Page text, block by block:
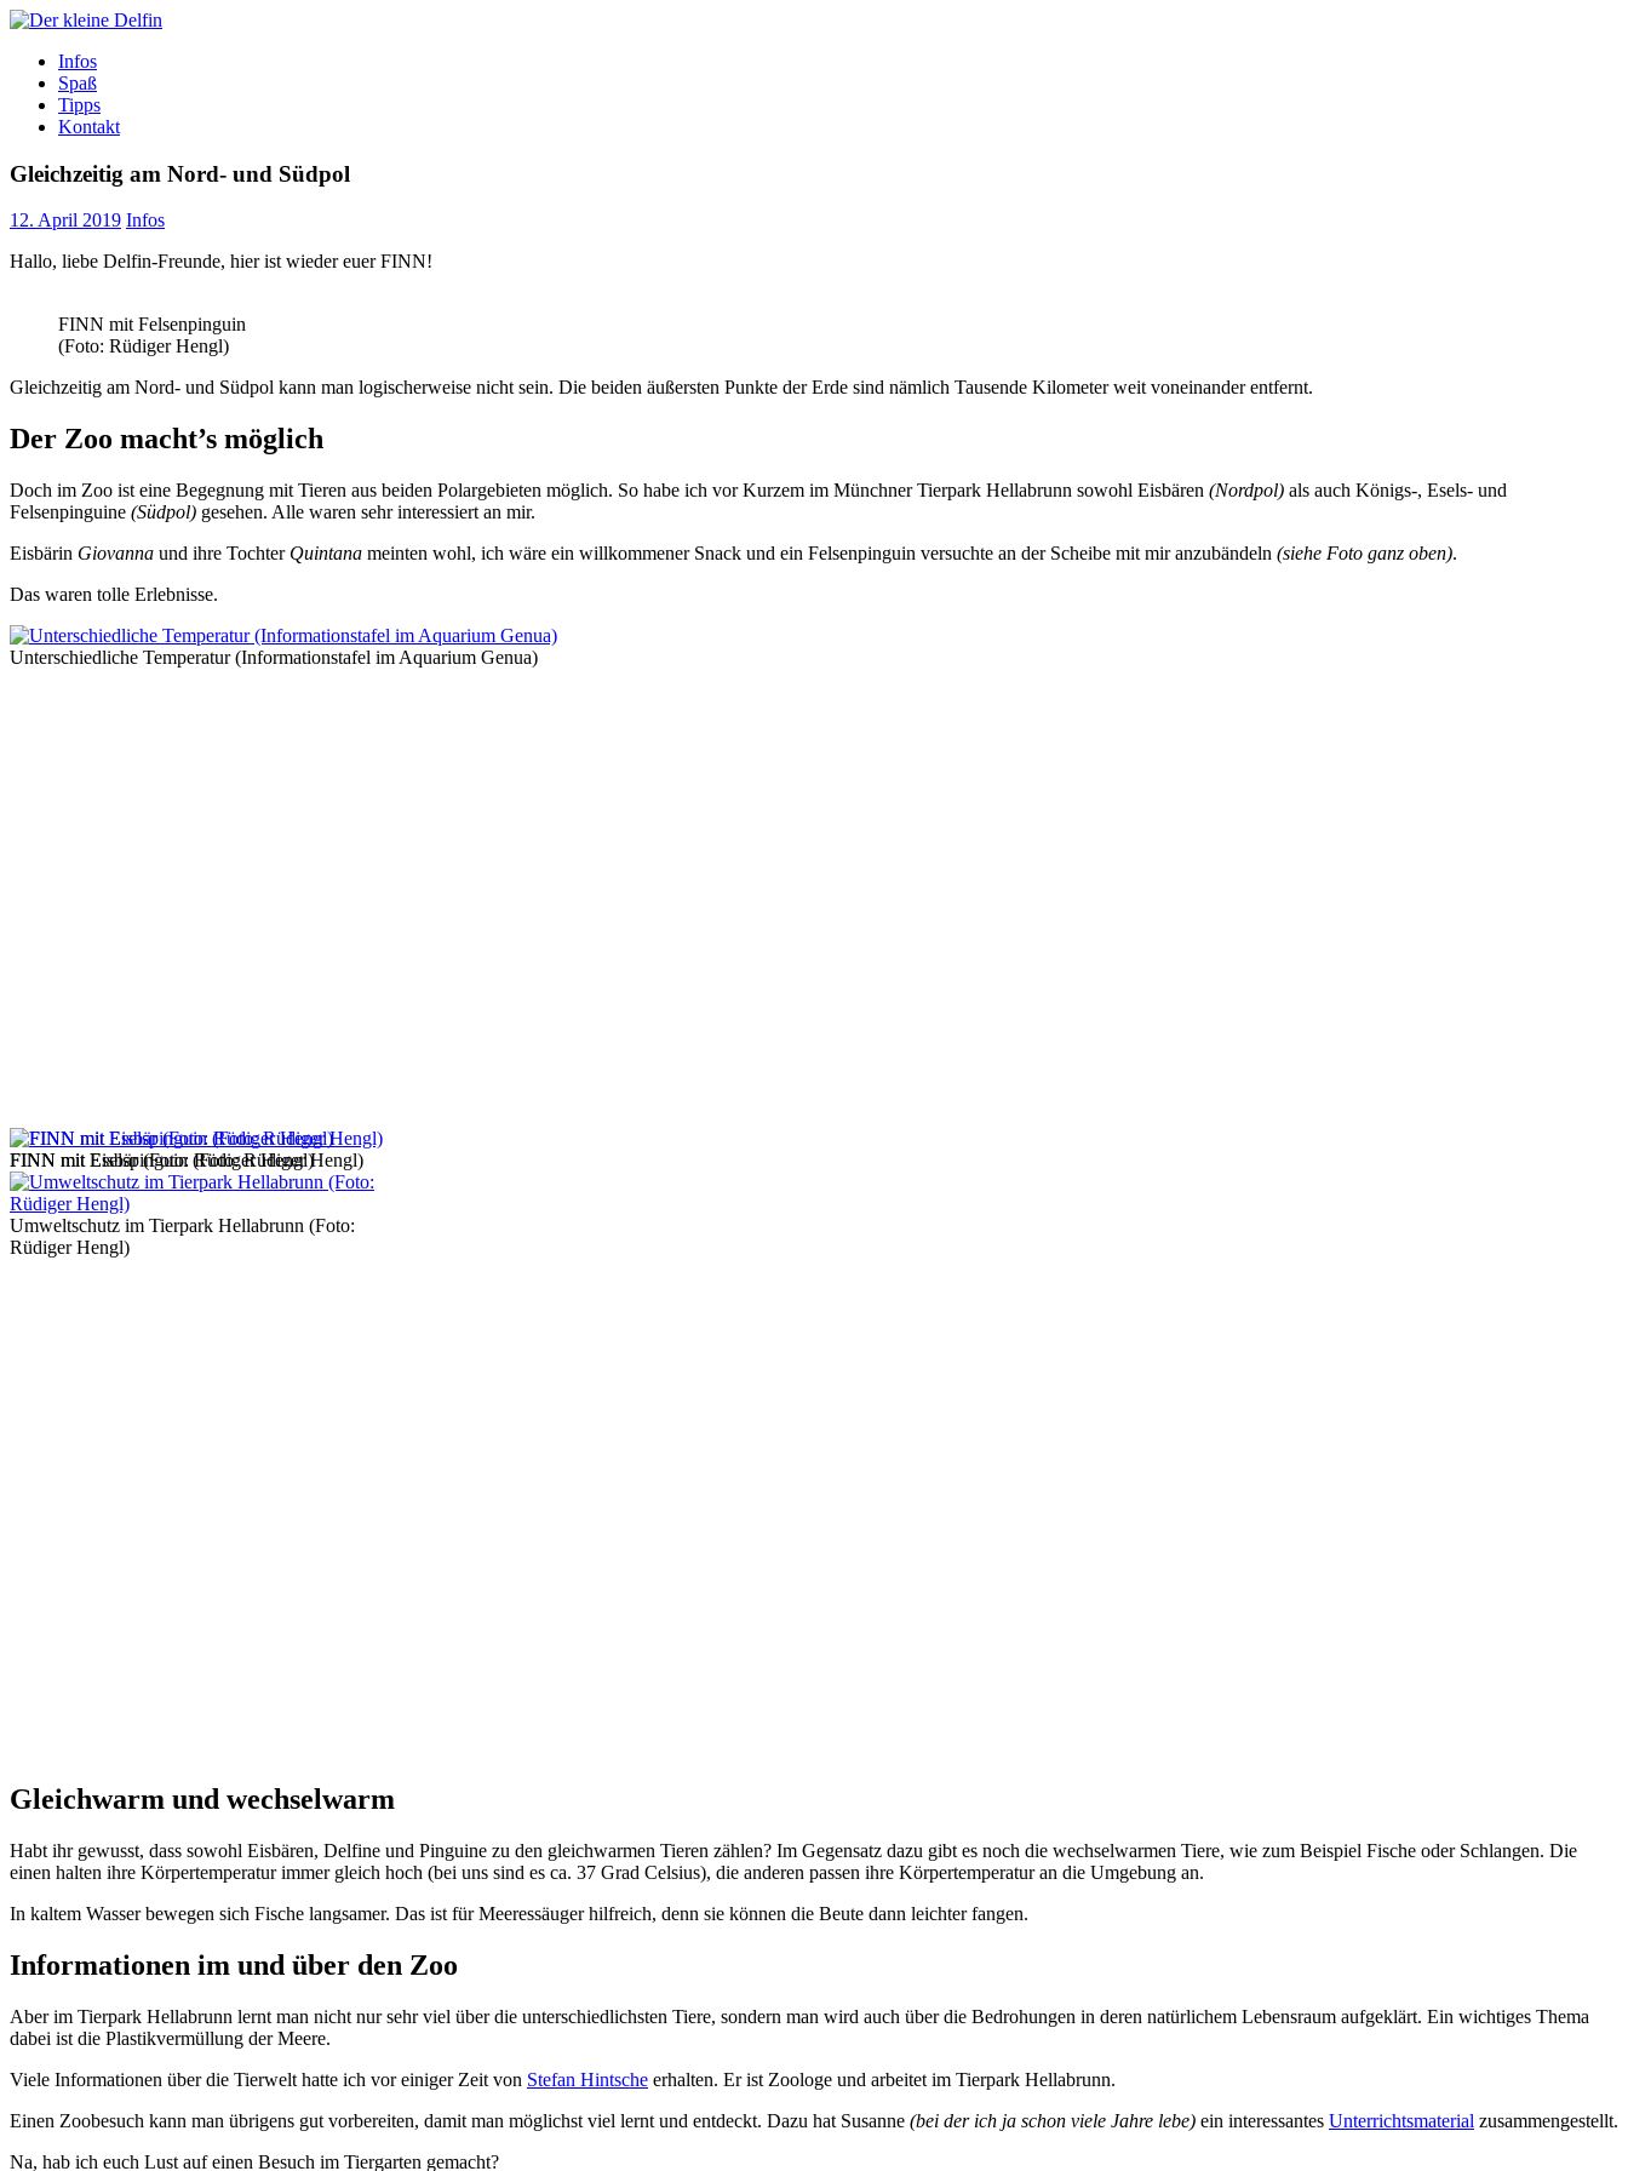
Zum
Der kleine Delfin
Infos
Spaß
Tipps
Kontakt
Gleichzeitig am Nord- und Südpol
12. April 2019 Infos
Hallo, liebe Delfin-Freunde, hier ist wieder euer FINN!
FINN mit Felsenpinguin
(Foto: Rüdiger Hengl)
Gleichzeitig am Nord- und Südpol kann man logischerweise nicht sein. Die beiden äußersten Punkte der Erde sind nämlich Tausende Kilometer weit voneinander entfernt.
Der Zoo macht’s möglich
Doch im Zoo ist eine Begegnung mit Tieren aus beiden Polargebieten möglich. So habe ich vor Kurzem im Münchner Tierpark Hellabrunn sowohl Eisbären (Nordpol) als auch Königs-, Esels- und
Felsenpinguine (Südpol) gesehen. Alle waren sehr interessiert an mir.
Eisbärin Giovanna und ihre Tochter Quintana meinten wohl, ich wäre ein willkommener Snack und ein Felsenpinguin versuchte an der Scheibe mit mir anzubändeln (siehe Foto ganz oben).
Das waren tolle Erlebnisse.
Unterschiedliche Temperatur (Informationstafel im Aquarium Genua)
FINN mit Eselspinguin (Foto: Rüdiger Hengl)
Umweltschutz im Tierpark Hellabrunn (Foto:
Rüdiger Hengl)
FINN mit Eisbär (Foto: Rüdiger Hengl)
Gleichwarm und wechselwarm
Habt ihr gewusst, dass sowohl Eisbären, Delfine und Pinguine zu den gleichwarmen Tieren zählen? Im Gegensatz dazu gibt es noch die wechselwarmen Tiere, wie zum Beispiel Fische oder Schlangen. Die
einen halten ihre Körpertemperatur immer gleich hoch (bei uns sind es ca. 37 Grad Celsius), die anderen passen ihre Körpertemperatur an die Umgebung an.
In kaltem Wasser bewegen sich Fische langsamer. Das ist für Meeressäuger hilfreich, denn sie können die Beute dann leichter fangen.
Informationen im und über den Zoo
Aber im Tierpark Hellabrunn lernt man nicht nur sehr viel über die unterschiedlichsten Tiere, sondern man wird auch über die Bedrohungen in deren natürlichem Lebensraum aufgeklärt. Ein wichtiges Thema
dabei ist die Plastikvermüllung der Meere.
Viele Informationen über die Tierwelt hatte ich vor einiger Zeit von Stefan Hintsche erhalten. Er ist Zoologe und arbeitet im Tierpark Hellabrunn.
Einen Zoobesuch kann man übrigens gut vorbereiten, damit man möglichst viel lernt und entdeckt. Dazu hat Susanne (bei der ich ja schon viele Jahre lebe) ein interessantes Unterrichtsmaterial zusammengestellt.
Na, hab ich euch Lust auf einen Besuch im Tiergarten gemacht?